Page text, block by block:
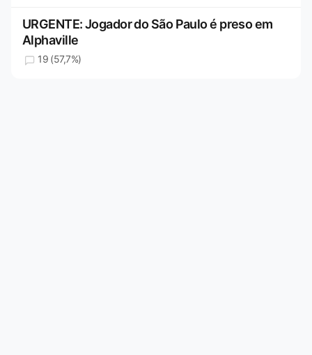
URGENTE: Jogador do São Paulo é preso em
Alphaville
19 (57,7%)